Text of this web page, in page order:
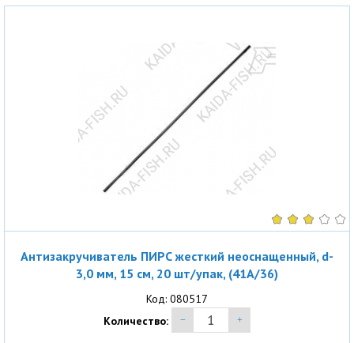
Антизакручиватель ПИРС жесткий неоснащенный, d-
3,0 мм, 15 см, 20 шт/упак, (41A/36)
Код: 080517
Количество: